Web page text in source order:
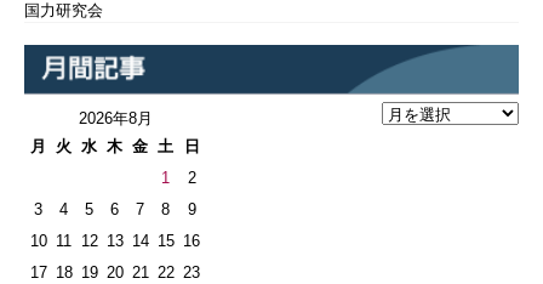
国力研究会
2026年8月
月
火 水 木 金 土 日
1
2
3
4 5 6 7 8
9
10 11 12 13 14 15 16
17 18 19 20 21 22 23